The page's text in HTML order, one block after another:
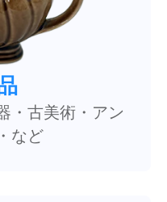
・古美術・アン
など